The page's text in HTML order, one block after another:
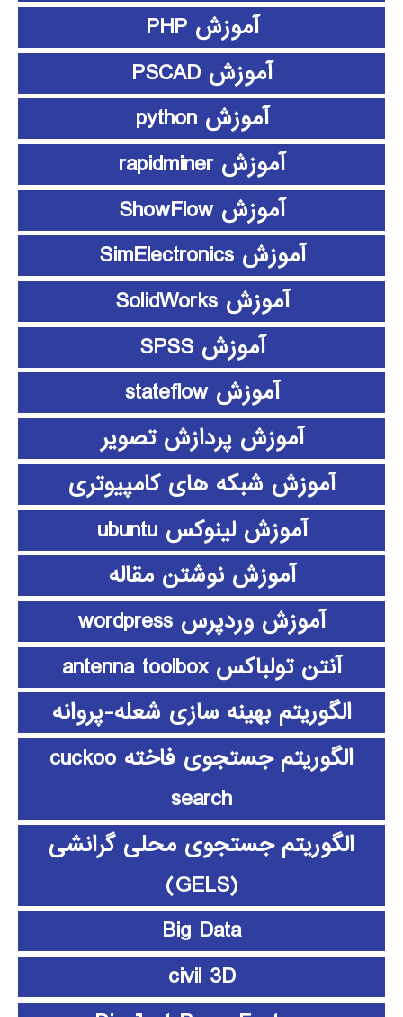
آموزش PHP
آموزش PSCAD
آموزش python
آموزش rapidminer
آموزش ShowFlow
آموزش SimElectronics
آموزش SolidWorks
آموزش SPSS
آموزش stateflow
آموزش پردازش تصویر
آموزش شبکه های کامپیوتری
آموزش لینوکس ubuntu
آموزش نوشتن مقاله
آموزش وردپرس wordpress
آنتن تولباکس antenna toolbox
الگوریتم بهینه سازی شعله-پروانه
الگوریتم جستجوی فاخته cuckoo
search
الگوریتم جستجوی محلی گرانشی
(GELS)
Big Data
civil 3D